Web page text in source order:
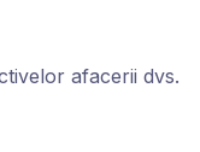
afacerii dvs.